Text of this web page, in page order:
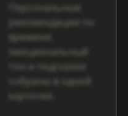
Персональные
рекомендации по
времени,
эмоциональный
тон и подсказки
собраны в одной
карточке.